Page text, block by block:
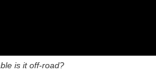
is it off-road?